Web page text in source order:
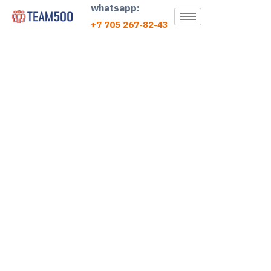
whatsapp:
+7 705 267-82-43